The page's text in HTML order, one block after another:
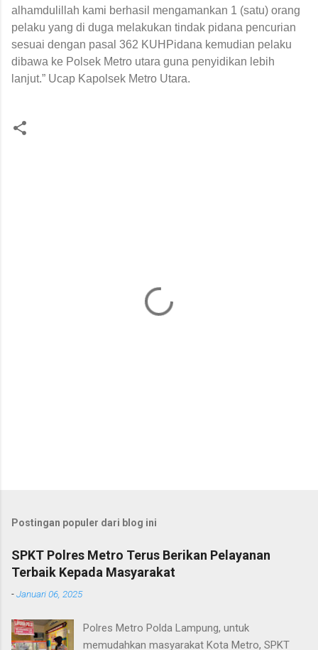
alhamdulillah kami berhasil mengamankan 1 (satu) orang
pelaku yang di duga melakukan tindak pidana pencurian
sesuai dengan pasal 362 KUHPidana kemudian pelaku
dibawa ke Polsek Metro utara guna penyidikan lebih
lanjut.” Ucap Kapolsek Metro Utara.
Postingan populer dari blog ini
SPKT Polres Metro Terus Berikan Pelayanan
Terbaik Kepada Masyarakat
-Januari 06, 2025
Polres Metro Polda Lampung, untuk
memudahkan masyarakat Kota Metro, SPKT